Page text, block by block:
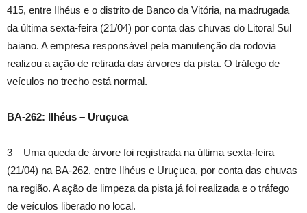
415, entre Ilhéus e o distrito de Banco da Vitória, na madrugada
da última sexta-feira (21/04) por conta das chuvas do Litoral Sul
baiano. A empresa responsável pela manutenção da rodovia
realizou a ação de retirada das árvores da pista. O tráfego de
veículos no trecho está normal.
BA-262: Ilhéus – Uruçuca
3 – Uma queda de árvore foi registrada na última sexta-feira
(21/04) na BA-262, entre Ilhéus e Uruçuca, por conta das chuvas
na região. A ação de limpeza da pista já foi realizada e o tráfego
de veículos liberado no local.